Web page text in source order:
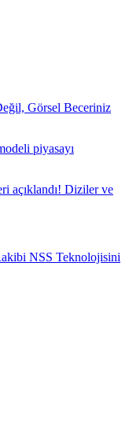
Görsel Beceriniz
piyasayı
açıklandı! Diziler ve
NSS Teknolojisini